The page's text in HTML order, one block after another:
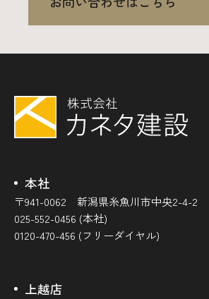
本社
〒941-0062 新潟県糸魚川市中央2-4-2
025-552-0456 (本社)
0120-470-456 (フリーダイヤル)
上越店